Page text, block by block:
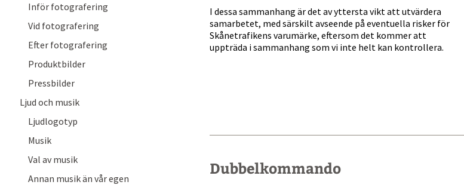
Inför fotografering
Vid fotografering
Efter fotografering
Produktbilder
Pressbilder
Ljud och musik
Ljudlogotyp
Musik
Val av musik
Annan musik än vår egen
I dessa sammanhang är det av yttersta vikt att utvärdera
samarbetet, med särskilt avseende på eventuella risker för
Skånetrafikens varumärke, eftersom det kommer att
uppträda i sammanhang som vi inte helt kan kontrollera.
Dubbelkommando